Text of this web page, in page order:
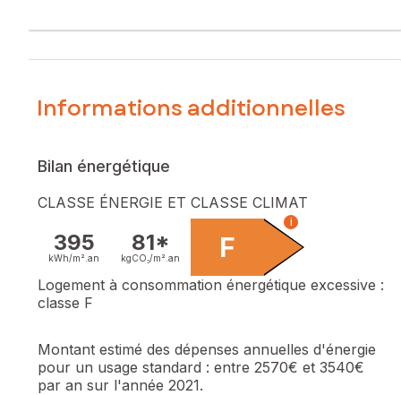
Informations additionnelles
Bilan énergétique
CLASSE ÉNERGIE ET CLASSE CLIMAT
395
kWh/m². an
81*
kgCO₂/m². an F
i
Logement à consommation énergétique excessive :
classe F
Montant estimé des dépenses annuelles d'énergie
pour un usage standard : entre 2570€ et 3540€
par an sur l'année 2021.